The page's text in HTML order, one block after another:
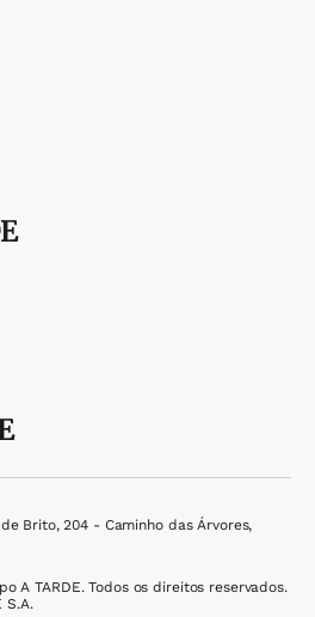
Brito, 204 - Caminho das Árvores,
A TARDE. Todos os direitos reservados.
S.A.